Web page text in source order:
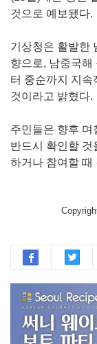
것으로 예보됐다.
기상청은 활발한
향으로, 남중국해
터 중순까지 지
것이라고 밝혔다.
주민들은 향후 며
반드시 확인할 것
하거나 참여할 때